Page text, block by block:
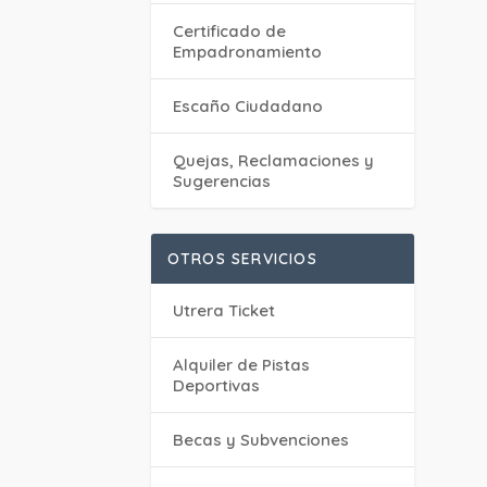
Certificado de
Empadronamiento
Escaño Ciudadano
Quejas, Reclamaciones y
Sugerencias
OTROS SERVICIOS
Utrera Ticket
Alquiler de Pistas
Deportivas
Becas y Subvenciones